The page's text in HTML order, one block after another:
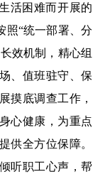
活困难而开展的
照“统一部署、分
效机制，精心组
、值班驻守、保
摸底调查工作，
心健康，为重点
供全方位保障。
听职工心声，帮